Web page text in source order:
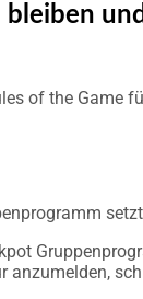
bleiben
of the Game
anzumelden,